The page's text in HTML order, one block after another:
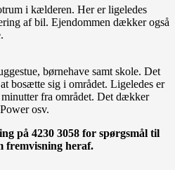
i kælderen. Her er ligeledes
af bil. Ejendommen dækker også
børnehave samt skole. Det
bosætte sig i området. Ligeledes er
fra området. Det dækker
osv.
på 4230 3058 for spørgsmål til
fremvisning heraf.